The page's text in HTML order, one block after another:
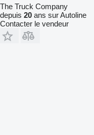
The Truck Company
depuis 20 ans sur Autoline
Contacter le vendeur